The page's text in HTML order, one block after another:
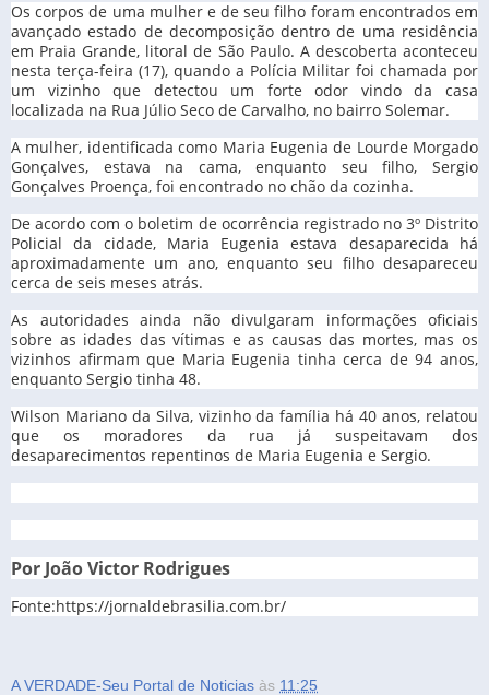
Os corpos de uma mulher e de seu filho foram encontrados em
avançado estado de decomposição dentro de uma residência
em Praia Grande, litoral de São Paulo. A descoberta aconteceu
nesta terça-feira (17), quando a Polícia Militar foi chamada por
um vizinho que detectou um forte odor vindo da casa
localizada na Rua Júlio Seco de Carvalho, no bairro Solemar.
A mulher, identificada como Maria Eugenia de Lourde Morgado
Gonçalves, estava na cama, enquanto seu filho, Sergio
Gonçalves Proença, foi encontrado no chão da cozinha.
De acordo com o boletim de ocorrência registrado no 3º Distrito
Policial da cidade, Maria Eugenia estava desaparecida há
aproximadamente um ano, enquanto seu filho desapareceu
cerca de seis meses atrás.
As autoridades ainda não divulgaram informações oficiais
sobre as idades das vítimas e as causas das mortes, mas os
vizinhos afirmam que Maria Eugenia tinha cerca de 94 anos,
enquanto Sergio tinha 48.
Wilson Mariano da Silva, vizinho da família há 40 anos, relatou
que os moradores da rua já suspeitavam dos
desaparecimentos repentinos de Maria Eugenia e Sergio.
Por João Victor Rodrigues
Fonte:https://jornaldebrasilia.com.br/
A VERDADE-Seu Portal de Noticias às 11:25